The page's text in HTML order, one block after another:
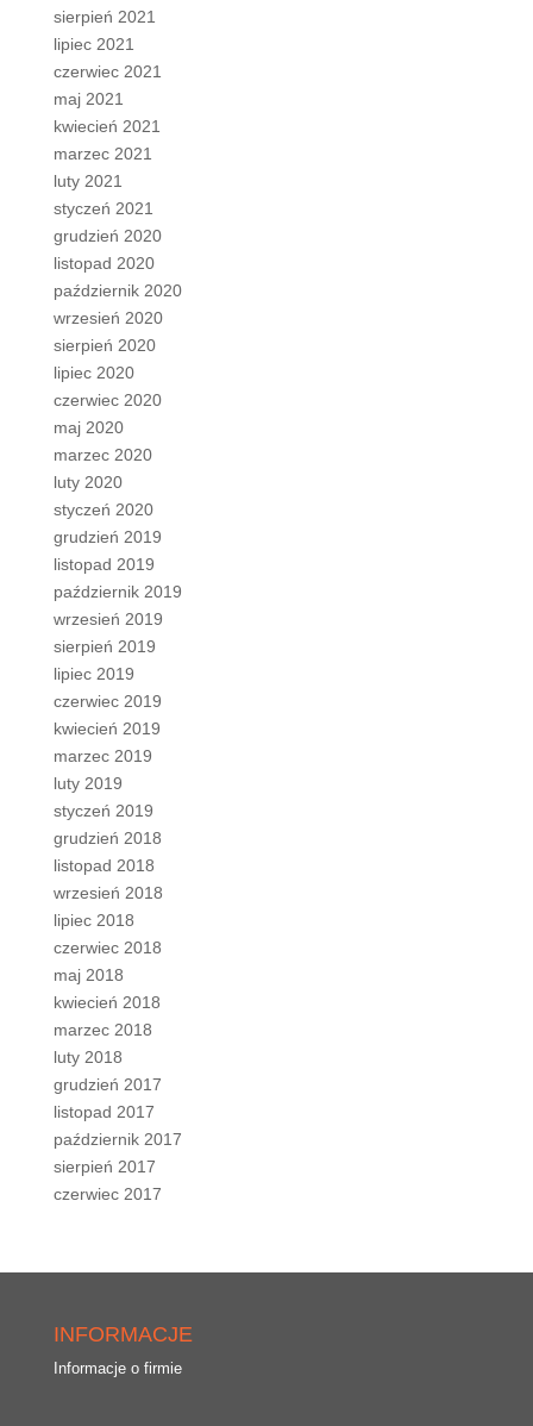
sierpień 2021
lipiec 2021
czerwiec 2021
maj 2021
kwiecień 2021
marzec 2021
luty 2021
styczeń 2021
grudzień 2020
listopad 2020
październik 2020
wrzesień 2020
sierpień 2020
lipiec 2020
czerwiec 2020
maj 2020
marzec 2020
luty 2020
styczeń 2020
grudzień 2019
listopad 2019
październik 2019
wrzesień 2019
sierpień 2019
lipiec 2019
czerwiec 2019
kwiecień 2019
marzec 2019
luty 2019
styczeń 2019
grudzień 2018
listopad 2018
wrzesień 2018
lipiec 2018
czerwiec 2018
maj 2018
kwiecień 2018
marzec 2018
luty 2018
grudzień 2017
listopad 2017
październik 2017
sierpień 2017
czerwiec 2017
INFORMACJE
Informacje o firmie